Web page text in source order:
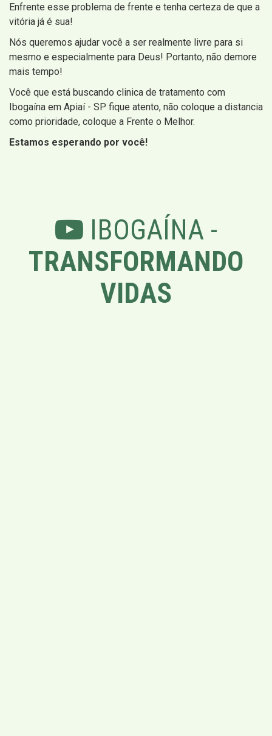
Enfrente esse problema de frente e tenha certeza de que a
vitória já é sua!
Nós queremos ajudar você a ser realmente livre para si
mesmo e especialmente para Deus! Portanto, não demore
mais tempo!
Você que está buscando clinica de tratamento com
Ibogaína em Apiaí - SP fique atento, não coloque a distancia
como prioridade, coloque a Frente o Melhor.
Estamos esperando por você!
IBOGAÍNA -
TRANSFORMANDO
VIDAS